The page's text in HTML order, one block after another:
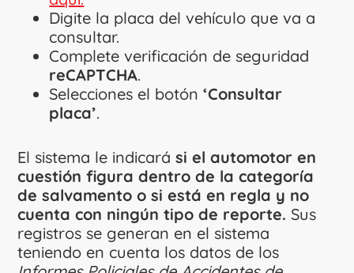
Digite la placa del vehículo que va a
consultar.
Complete verificación de seguridad
reCAPTCHA.
Selecciones el botón ‘Consultar
placa’.
El sistema le indicará si el automotor en
cuestión figura dentro de la categoría
de salvamento o si está en regla y no
cuenta con ningún tipo de reporte. Sus
registros se generan en el sistema
teniendo en cuenta los datos de los